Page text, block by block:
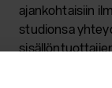
ajankohtaisiin
studionsa